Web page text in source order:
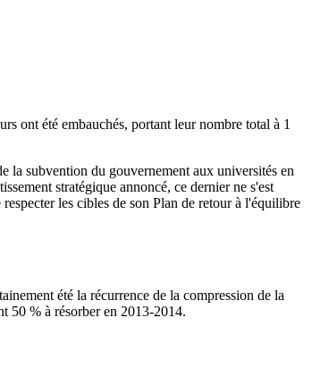
ont été embauchés, portant leur nombre total à 1
la subvention du gouvernement aux universités en
stratégique annoncé, ce dernier ne s'est
les cibles de son Plan de retour à l'équilibre
été la récurrence de la compression de la
50 % à résorber en 2013-2014.